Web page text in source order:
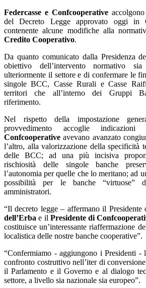
Federcasse e Confcooperative
del Decreto Legge approvato oggi in
contenente alcune modifiche alla
Credito Cooperativo.
Da quanto comunicato dalla Presidenza
obiettivo dell’intervento normativo
ulteriormente il settore e di confermare le
singole BCC, Casse Rurali e Casse
territori che all’interno dei Gruppi
riferimento.
Nel rispetto della impostazione
provvedimento accoglie
Confcooperative avevano avanzato
l’altro, alla valorizzazione della specificità
delle BCC; ad una più incisiva
rischiosità delle singole banche
l’autonomia per quelle che lo meritano; ad
possibilità per le banche “virtuose”
amministratori.
“Il decreto legge – affermano il Presidente
dell’Erba e il Presidente di
costituisce un’interessante riaffermazione
localistica delle nostre banche cooperative”.
“Confermiamo - aggiungono i Presidenti -
confronto costruttivo nell’iter di
il Parlamento e il Governo e al dialogo
settore, a livello sia nazionale sia europeo”.